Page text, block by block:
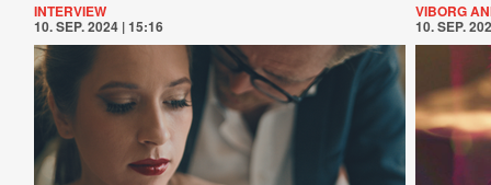
INTERVIEW
10. SEP. 2024 | 15:16
VIBORG
10. SEP.